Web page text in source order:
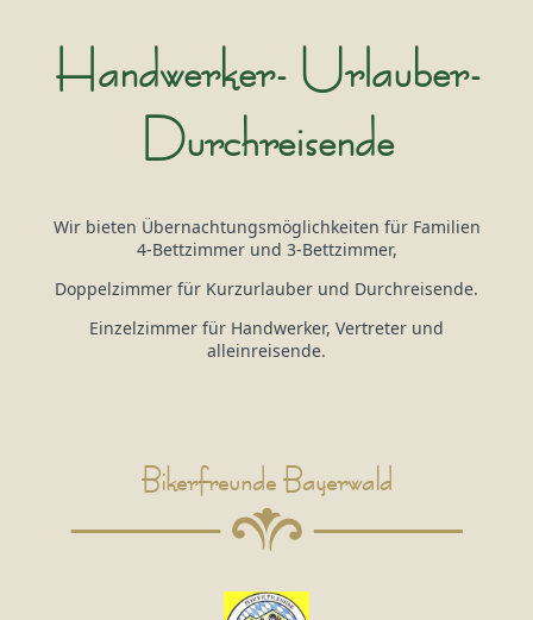
Handwerker- Urlauber-
Durchreisende
Wir bieten Übernachtungsmöglichkeiten für Familien
4-Bettzimmer und 3-Bettzimmer,
Doppelzimmer für Kurzurlauber und Durchreisende.
Einzelzimmer für Handwerker, Vertreter und
alleinreisende.
Bikerfreunde Bayerwald